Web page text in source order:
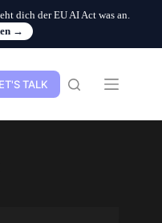
dich der EU AI Act was an.
→
TALK